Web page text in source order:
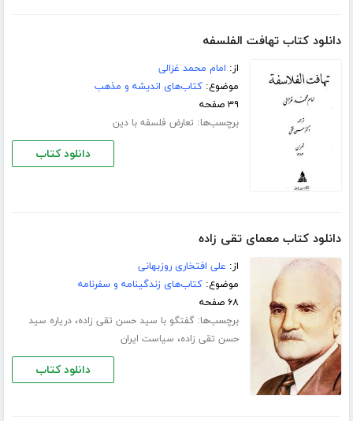
دانلود کتاب تهافت الفلسفه
از: امام محمد غزالی
موضوع:کتاب‌های اندیشه و مذهب
۳۹ صفحه
برچسب‌ها: تعارض فلسفه با دین
دانلود کتاب
دانلود کتاب معمای تقی زاده
از: علی افتخاری روزبهانی
موضوع:کتاب‌های زندگینامه و سفرنامه
۶۸ صفحه
برچسب‌ها:گفتگو با سید حسن تقی زاده،دریاره سید
حسن تقی زاده، سیاست ایران
دانلود کتاب